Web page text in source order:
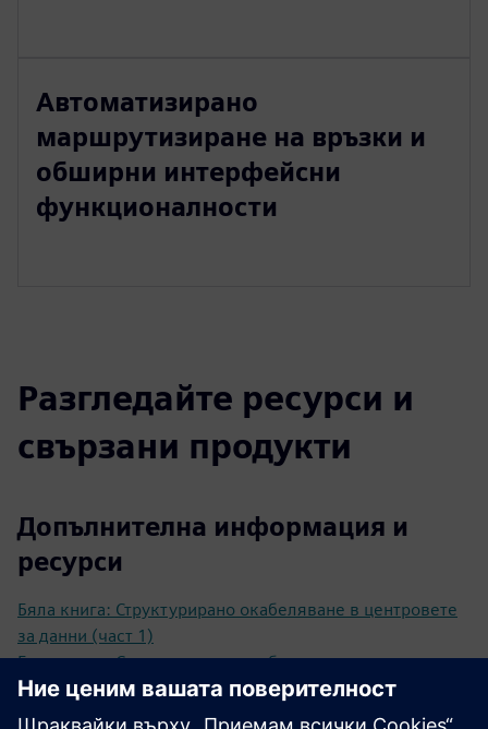
Автоматизирано
маршрутизиране на връзки и
обширни интерфейсни
функционалности
Разгледайте ресурси и
свързани продукти
Допълнителна информация и
ресурси
Бяла книга: Структурирано окабеляване в центровете
за данни (част 1)
Бяла книга: Структурирано окабеляване в центрове за
данни (част 2)
Бяла книга: Структурирано окабеляване в центрове за